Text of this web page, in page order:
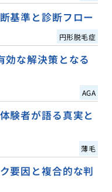
基準と診断フロー
円形脱毛症
効な解決策となる
AGA
験者が語る真実と
薄毛
要因と複合的な判